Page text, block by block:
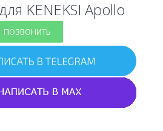
KENEKSI Apollo
ПОЗВОНИТЬ